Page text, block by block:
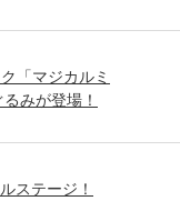
「マジカルミ
みが登場！
ステージ！